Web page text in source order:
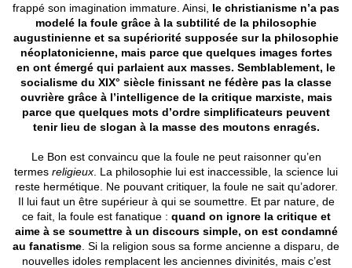
frappé son imagination immature. Ainsi, le christianisme n’a pas
modelé la foule grâce à la subtilité de la philosophie
augustinienne et sa supériorité supposée sur la philosophie
néoplatonicienne, mais parce que quelques images fortes
en ont émergé qui parlaient aux masses. Semblablement, le
socialisme du XIX° siècle finissant ne fédère pas la classe
ouvrière grâce à l’intelligence de la critique marxiste, mais
parce que quelques mots d’ordre simplificateurs peuvent
tenir lieu de slogan à la masse des moutons enragés.
Le Bon est convaincu que la foule ne peut raisonner qu’en
termes religieux . La philosophie lui est inaccessible, la science lui
reste hermétique. Ne pouvant critiquer, la foule ne sait qu’adorer.
Il lui faut un être supérieur à qui se soumettre. Et par nature, de
ce fait, la foule est fanatique : quand on ignore la critique et
aime à se soumettre à un discours simple, on est condamné
au fanatisme . Si la religion sous sa forme ancienne a disparu, de
nouvelles idoles remplacent les anciennes divinités, mais c’est